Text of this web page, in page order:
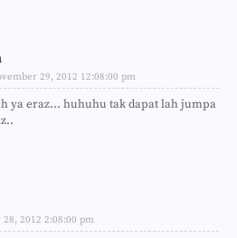
29, 2012 12:08:00 pm
ya eraz... huhuhu tak dapat lah jumpa
2012 2:08:00 pm